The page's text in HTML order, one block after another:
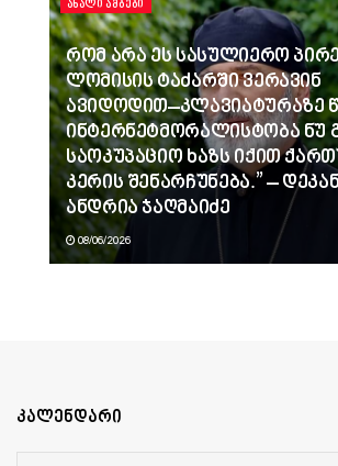
ᲐᲮᲐᲚᲘ ᲐᲛᲑᲔᲑᲘ
რომ არა ეს სასულიერო
ლომისის ტაძარში ვერავინ
ავიდოდით–კლავიატურაზე
ინტერნეტმორალისტობა ნუ
საოკუპაციო ხაზს იქით
კერის შენარჩუნება.” –
ანდრია ჯაღმაიძე
08/06/2026
კალენდარი